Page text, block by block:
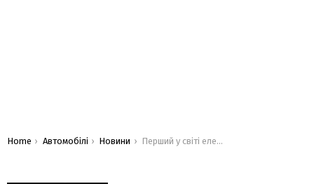
You are here:
Home Автомобілі Новини Перший у світі електричний кабріолет MINI Cooper SE Convertible представлено офіційно: випустять обмеженим накладом